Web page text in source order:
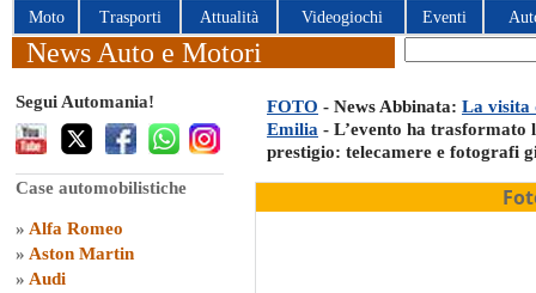
Moto Trasporti Attualità Videogiochi Eventi
News Auto e Motori
Segui Automania!
Case automobilistiche
» Alfa Romeo
» Aston Martin
» Audi
FOTO - News Abbinata: La visita
Emilia - L’evento ha trasformato
prestigio: telecamere e fotografi